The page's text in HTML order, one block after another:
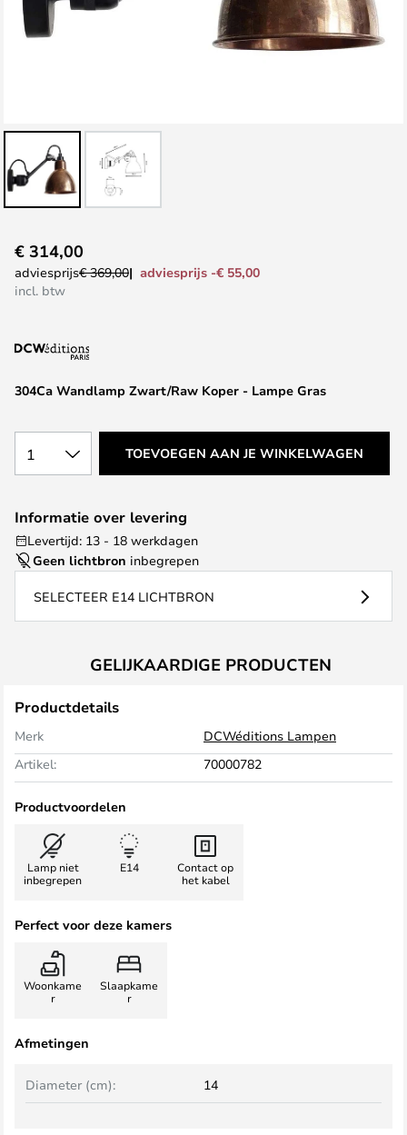
naar
het
de
gallerij
304Ca Wandlamp Zwart/Raw Koper - Lampe Gras
€ 314,00
adviesprijs€ 369,00
adviesprijs -€ 55,00
incl. btw
1 TOEVOEGEN AAN JE WINKELWAGEN
Informatie over levering
Levertijd: 13 - 18 werkdagen
Geen lichtbron inbegrepen
SELECTEER E14 LICHTBRON
GELIJKAARDIGE PRODUCTEN
Productdetails
Merk
DCWéditions Lampen
Artikel:
70000782
Productvoordelen
Lamp niet
inbegrepen
E14
Contact op
het kabel
Perfect voor deze kamers
Woonkame
r
Slaapkame
r
Afmetingen
Diameter (cm): 14